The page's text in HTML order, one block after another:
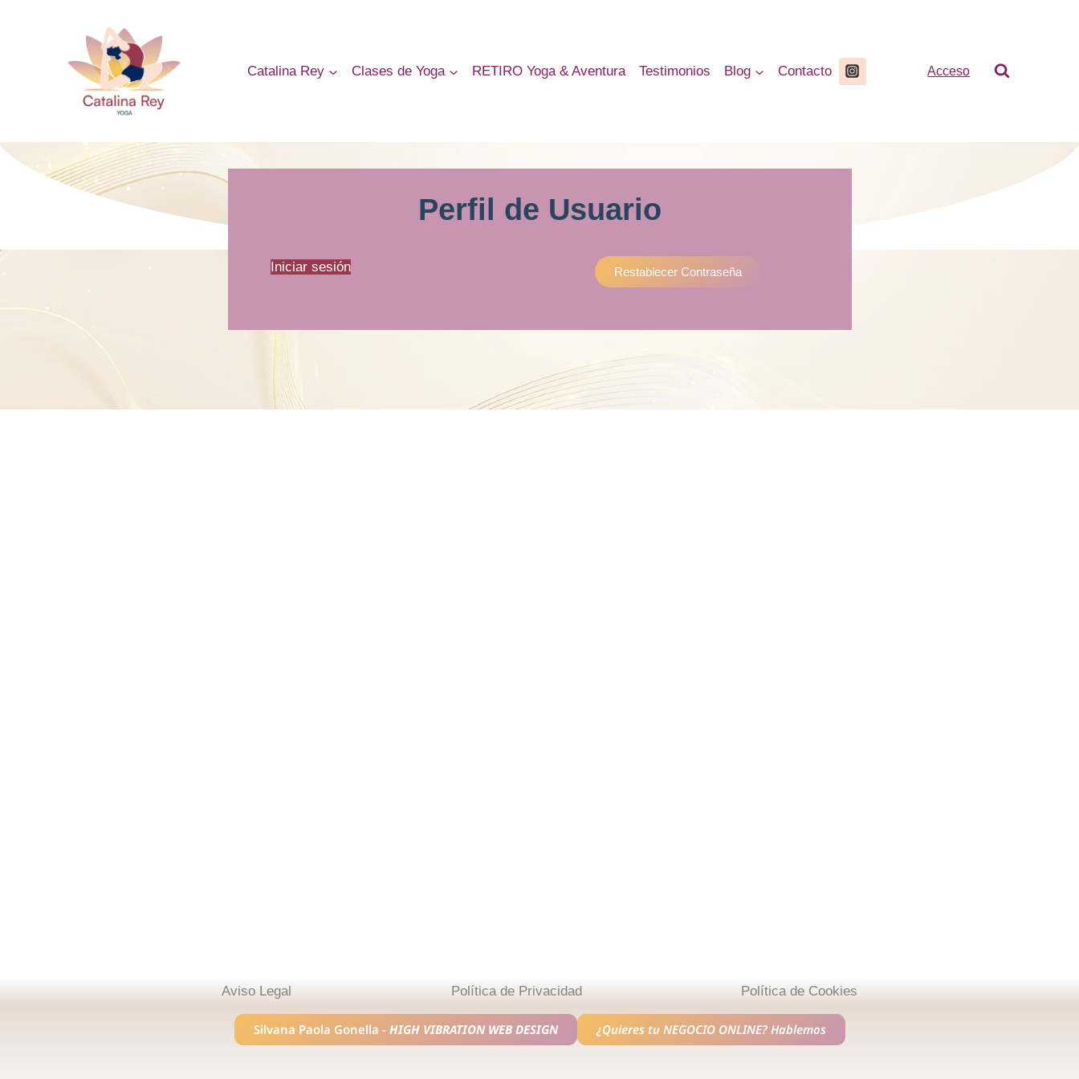
Catalina Rey Clases de Yoga RETIRO Yoga & Aventura Testimonios Blog Contacto Acceso
Perfil de Usuario
Iniciar sesión Restablecer Contraseña
Aviso Legal Política de Privacidad Política de Cookies
Silvana Paola Gonella - HIGH VIBRATION WEB DESIGN ¿Quieres tu NEGOCIO ONLINE?Hablemos